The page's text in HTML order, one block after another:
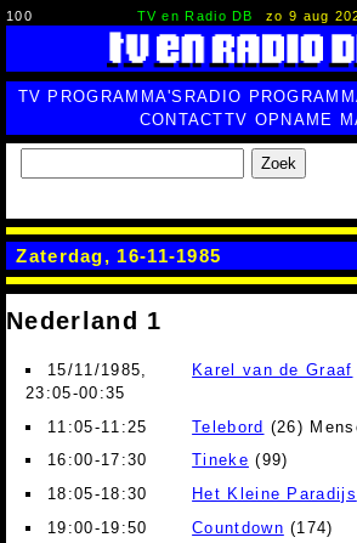
100 TV en Radio DB zo 9 aug
TV PROGRAMMA'S RADIO
CONTACTTV OPNAME
Zoek
Zaterdag, 16-11-1985
Nederland 1
15/11/1985,
23:05-00:35
Karel van de Graaf
11:05-11:25 Telebord (26)
16:00-17:30
Tineke (99)
18:05-18:30
Het Kleine Paradijs
19:00-19:50
Countdown (174)